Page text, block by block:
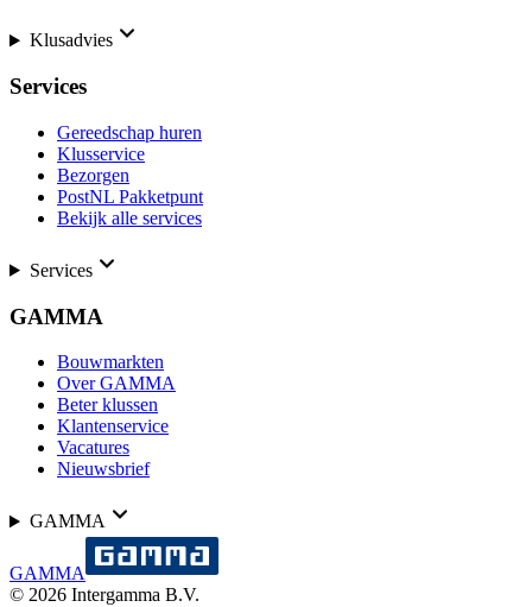
Klusadvies
Services
Gereedschap huren
Klusservice
Bezorgen
PostNL Pakketpunt
Bekijk alle services
Services
GAMMA
Bouwmarkten
Over GAMMA
Beter klussen
Klantenservice
Vacatures
Nieuwsbrief
GAMMA
GAMMA
© 2026 Intergamma B.V.